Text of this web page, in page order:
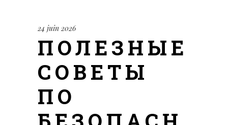
24 juin 2026
ПОЛЕЗНЫЕ
СОВЕТЫ
ПО